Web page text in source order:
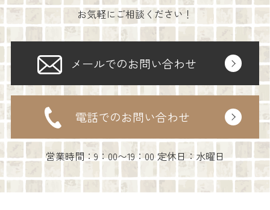
お気軽にご相談ください！
メールでのお問い合わせ
電話でのお問い合わせ
営業時間：9：00〜19：00 定休日：水曜日